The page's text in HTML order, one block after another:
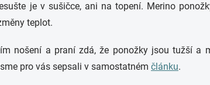
je v sušičce, ani na topení. Merino
teplot.
nošení a praní zdá, že ponožky jsou tužší a
pro vás sepsali v samostatném článku.